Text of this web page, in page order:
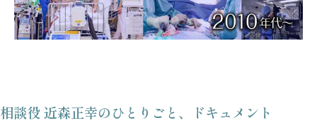
相談役 近森正幸のひとりごと、 ドキュメント